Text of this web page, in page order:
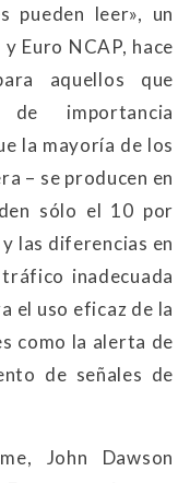
pueden leer», un
Euro NCAP, hace
aquellos que
importancia
la mayoría de los
– se producen en
sólo el 10 por
las diferencias en
inadecuada
el uso eficaz de la
como la alerta de
de señales de
John Dawson